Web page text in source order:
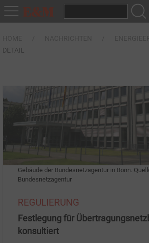
DETAIL
Gebäude der Bundesnetzagentur in Bonn.
Bundesnetzagentur
REGULIERUNG
Festlegung für
konsultiert